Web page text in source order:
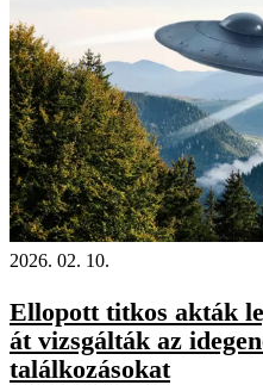
2026. 02. 10.
Ellopott titkos akták
át vizsgálták az
találkozásokat